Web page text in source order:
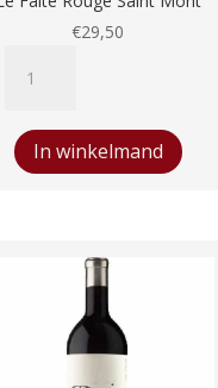
€29,50
Faîte
Saint
Mont
In winkelmand